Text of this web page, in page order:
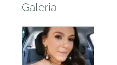
Galeria